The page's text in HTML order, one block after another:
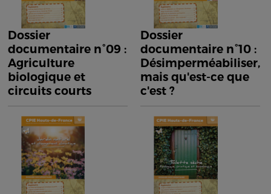
Dossier
documentaire n°09 :
Agriculture
biologique et
circuits courts
Dossier
documentaire n°10 :
Désimperméabiliser,
mais qu'est-ce que
c'est ?